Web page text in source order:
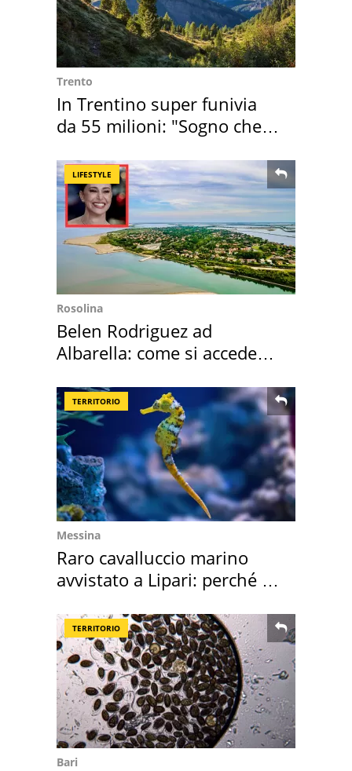
Trento
In Trentino super funivia
da 55 milioni: "Sogno che si
LIFESTYLE
Rosolina
Belen Rodriguez ad
Albarella: come si accede
TERRITORIO
Messina
Raro cavalluccio marino
avvistato a Lipari: perché è
TERRITORIO
Bari